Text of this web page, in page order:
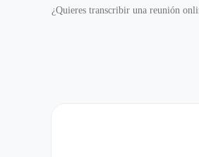
¿Quieres transcribir una reunión